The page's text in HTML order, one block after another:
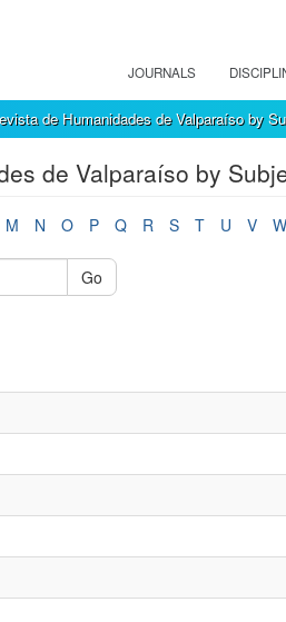
JOURNALS
de Humanidades de Valparaíso by
de Valparaíso by
M N O P Q R S T U V W
Go